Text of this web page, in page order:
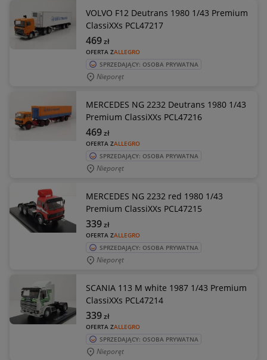
VOLVO F12 Deutrans 1980 1/43 Premium
ClassiXXs PCL47217
OFERTA ZALLEGRO
469zł
SPRZEDAJĄCY: OSOBA PRYWATNA
Nieporęt
MERCEDES NG 2232 Deutrans 1980 1/43
Premium ClassiXXs PCL47216
OFERTA ZALLEGRO
469zł
SPRZEDAJĄCY: OSOBA PRYWATNA
Nieporęt
MERCEDES NG 2232 red 1980 1/43
Premium ClassiXXs PCL47215
OFERTA ZALLEGRO
339zł
SPRZEDAJĄCY: OSOBA PRYWATNA
Nieporęt
SCANIA 113 M white 1987 1/43 Premium
ClassiXXs PCL47214
OFERTA ZALLEGRO
339zł
SPRZEDAJĄCY: OSOBA PRYWATNA
Nieporęt